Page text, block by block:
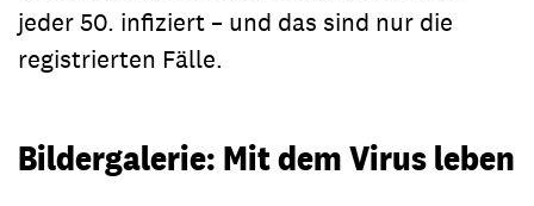
jeder 50. infiziert – und das sind nur die
registrierten Fälle.
Bildergalerie: Mit dem Virus leben